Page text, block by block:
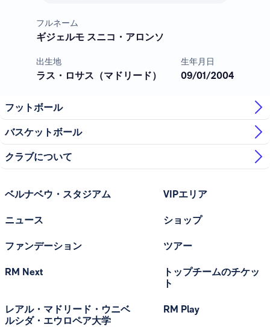
フルネーム
ギジェルモ スニコ・アロンソ
出生地
ラス・ロサス（マドリード）
生年月日
09/01/2004
フットボール
バスケットボール
クラブについて
ベルナベウ・スタジアム
ニュース
ファンデーション
RM Next
レアル・マドリード・ウニベ
ルシダ・エウロペア大学
VIPエリア
ショップ
ツアー
トップチームのチケッ
ト
RM Play